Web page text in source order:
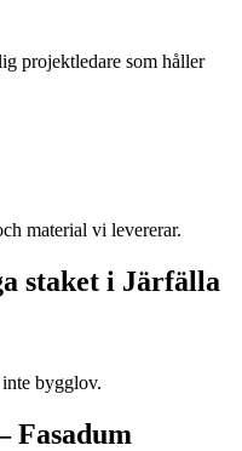
projektledare som håller
material vi levererar.
staket i Järfälla
bygglov.
Fasadum